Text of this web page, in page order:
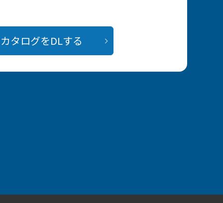
カタログをDLする